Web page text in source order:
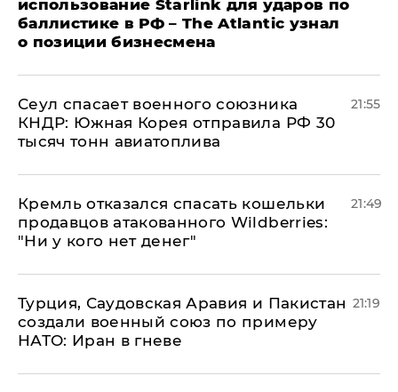
использование Starlink для ударов по
баллистике в РФ – The Atlantic узнал
о позиции бизнесмена
​Сеул спасает военного союзника
КНДР: Южная Корея отправила РФ 30
тысяч тонн авиатоплива
21:55
Кремль отказался спасать кошельки
продавцов атакованного Wildberries:
"Ни у кого нет денег"
21:49
Турция, Саудовская Аравия и Пакистан
создали военный союз по примеру
НАТО: Иран в гневе
21:19